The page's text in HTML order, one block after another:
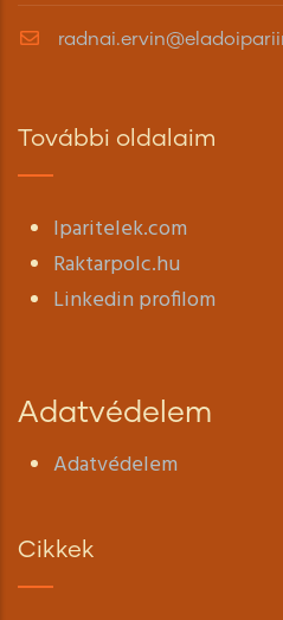
További oldalaim
Iparitelek.com
Raktarpolc.hu
Linkedin profilom
Adatvédelem
Adatvédelem
Cikkek